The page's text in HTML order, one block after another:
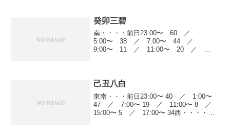
癸卯三碧
南・・・・前日23:00〜 60 ／
5:00〜 38 ／ 7:00〜 44 ／
9:00〜 11 ／ 11:00〜 20 ／
己丑八白
東南・・・前日23:00〜 40 ／ 1:00〜
47 ／ 7:00〜 19 ／ 11:00〜 8 ／
15:00〜 5 ／ 17:00〜 34西・・・・前